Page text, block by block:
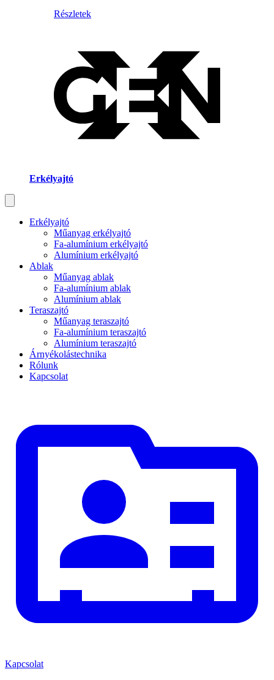
Részletek
Erkélyajtó
Erkélyajtó
Műanyag erkélyajtó
Fa-alumínium erkélyajtó
Alumínium erkélyajtó
Ablak
Műanyag ablak
Fa-alumínium ablak
Alumínium ablak
Teraszajtó
Műanyag teraszajtó
Fa-alumínium teraszajtó
Alumínium teraszajtó
Árnyékolástechnika
Rólunk
Kapcsolat
Kapcsolat